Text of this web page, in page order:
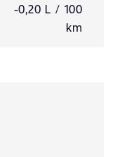
-0,20 L / 100
km